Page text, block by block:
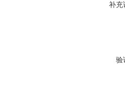
补充
验